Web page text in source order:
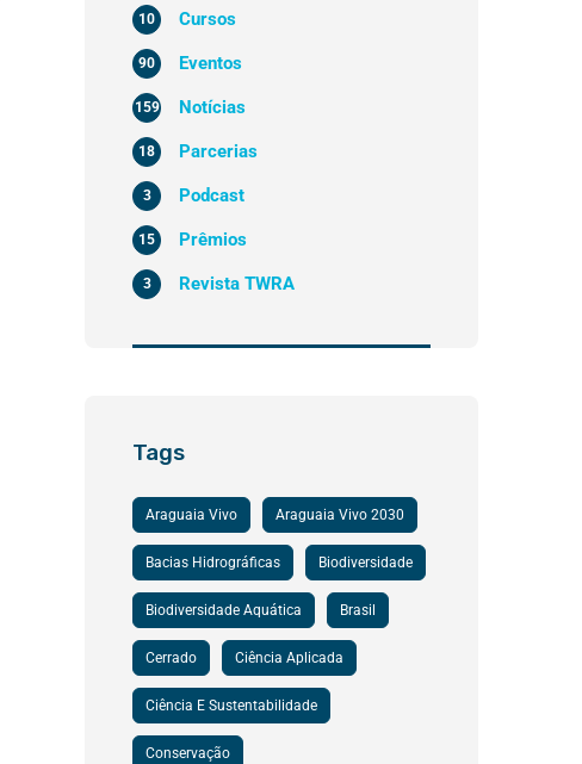
Cursos
10
Eventos
90
Notícias
159
Parcerias
18
Podcast
3
Prêmios
15
Revista TWRA
3
Tags
Araguaia Vivo Araguaia Vivo 2030
Bacias Hidrográficas Biodiversidade
Biodiversidade Aquática Brasil
Cerrado Ciência Aplicada
Ciência E Sustentabilidade
Conservação